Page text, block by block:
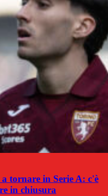
tornare in Serie A: c'è
in chiusura